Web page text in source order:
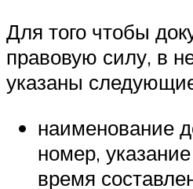
Для того чтобы
правовую силу, в
указаны
наименование
номер,
время